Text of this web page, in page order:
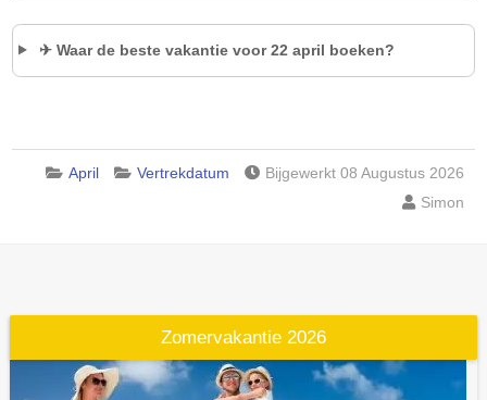
✈ Waar de beste vakantie voor 22 april boeken?
April Vertrekdatum
Bijgewerkt 08 Augustus 2026
Simon
Zomervakantie 2026